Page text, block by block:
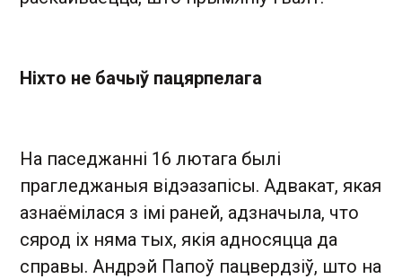
Ніхто не бачыў пацярпелага
На паседжанні 16 лютага былі
прагледжаныя відэазапісы. Адвакат, якая
азнаёмілася з імі раней, адзначыла, что
сярод іх няма тых, якія адносяцца да
справы. Андрэй Папоў пацвердзіў, што на